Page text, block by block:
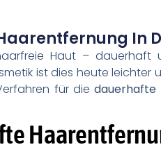
In
Haut – dauerhaft
ist dies heute leichter
für die dauerhafte